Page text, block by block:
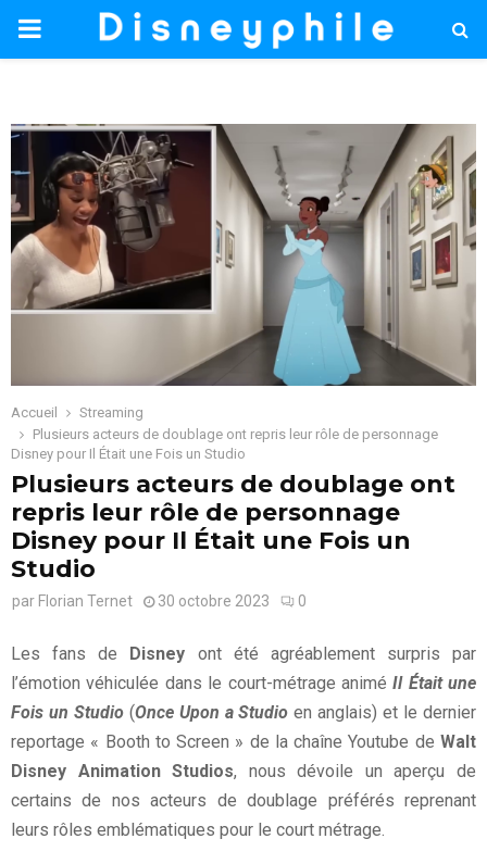
PRIMARY
Accueil
Streaming
Plusieurs acteurs de doublage ont repris leur rôle de personnage
Disney pour Il Était une Fois un Studio
Plusieurs acteurs de doublage ont
repris leur rôle de personnage
Disney pour Il Était une Fois un
Studio
par Florian Ternet 30 octobre 2023 0
Les fans de Disney ont été agréablement surpris par
l’émotion véhiculée dans le court-métrage animé Il Était une
Fois un Studio(Once Upon a Studio en anglais) et le dernier
reportage « Booth to Screen » de la chaîne Youtube de Walt
Disney Animation Studios, nous dévoile un aperçu de
certains de nos acteurs de doublage préférés reprenant
leurs rôles emblématiques pour le court métrage.